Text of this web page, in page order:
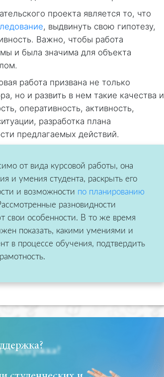
проекта является то, что
, выдвинуть свою гипотезу,
Важно, чтобы работа
и была значима для объекта
работа призвана не только
но и развить в нем такие качества и
оперативность, активность,
разработка плана
предлагаемых действий.
от вида курсовой работы, она
и умения студента, раскрыть его
и возможности по планированию
разновидности
свои особенности. В то же время
показать, какими умениями и
в процессе обучения, подтвердить